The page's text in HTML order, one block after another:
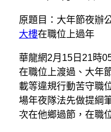
原題目：大年節夜辦
大樓在職位上過年
華龍網2月15日21時
在職位上渡過、大年
載等違規行動苦守職
場年夜隊法先做提綱
次在他鄉過節，在職